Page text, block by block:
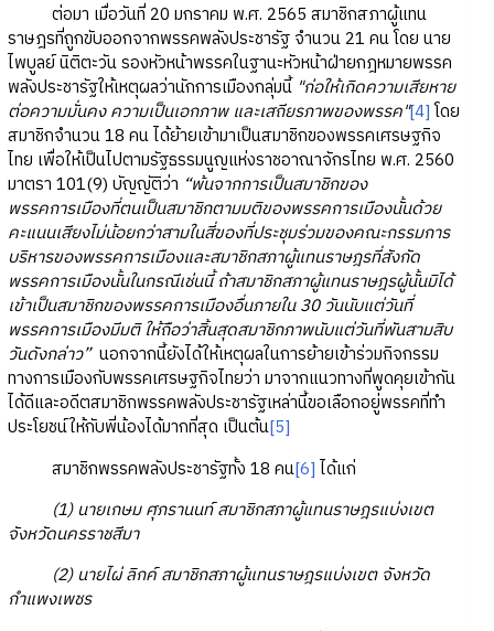
ต่อมา เมื่อวันที่ 20 มกราคม พ.ศ. 2565 สมาชิกสภาผู้แทน
ราษฎรที่ถูกขับออกจากพรรคพลังประชารัฐ จำนวน 21 คน โดย นาย
ไพบูลย์ นิติตะวัน รองหัวหน้าพรรคในฐานะหัวหน้าฝ่ายกฎหมายพรรค
พลังประชารัฐให้เหตุผลว่านักการเมืองกลุ่มนี้ "ก่อให้เกิดความเสียหาย
ต่อความมั่นคง ความเป็นเอกภาพ และเสถียรภาพของพรรค"[4]โดย
สมาชิกจำนวน 18 คน ได้ย้ายเข้ามาเป็นสมาชิกของพรรคเศรษฐกิจ
ไทย เพื่อให้เป็นไปตามรัฐธรรมนูญแห่งราชอาณาจักรไทย พ.ศ. 2560
มาตรา 101(9) บัญญัติว่า “พ้นจากการเป็นสมาชิกของ
พรรคการเมืองที่ตนเป็นสมาชิกตามมติของพรรคการเมืองนั้นด้วย
คะแนนเสียงไม่น้อยกว่าสามในสี่ของที่ประชุมร่วมของคณะกรรมการ
บริหารของพรรคการเมืองและสมาชิกสภาผู้แทนราษฎรที่สังกัด
พรรคการเมืองนั้นในกรณีเช่นนี้ ถ้าสมาชิกสภาผู้แทนราษฎรผู้นั้นมิได้
เข้าเป็นสมาชิกของพรรคการเมืองอื่นภายใน 30 วันนับแต่วันที่
พรรคการเมืองมีมติ ให้ถือว่าสิ้นสุดสมาชิกภาพนับแต่วันที่พันสามสิบ
วันดังกล่าว”นอกจากนี้ยังได้ให้เหตุผลในการย้ายเข้าร่วมกิจกรรม
ทางการเมืองกับพรรคเศรษฐกิจไทยว่า มาจากแนวทางที่พูดคุยเข้ากัน
ได้ดีและอดีตสมาชิกพรรคพลังประชารัฐเหล่านี้ขอเลือกอยู่พรรคที่ทำ
ประโยชน์ให้กับพี่น้องได้มากที่สุด เป็นต้น[5]
สมาชิกพรรคพลังประชารัฐทั้ง 18 คน[6] ได้แก่
(1) นายเกษม ศุภรานนท์ สมาชิกสภาผู้แทนราษฎรแบ่งเขต
จังหวัดนครราชสีมา
(2) นายไผ่ ลิกค์ สมาชิกสภาผู้แทนราษฎรแบ่งเขต จังหวัด
กำแพงเพชร